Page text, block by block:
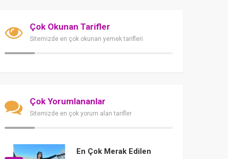
Çok Okunan Tarifler
Sitemizde en çok okunan yemek tarifleri
Çok Yorumlananlar
Sitemizde en çok yorum alan tarifler
En Çok Merak Edilen